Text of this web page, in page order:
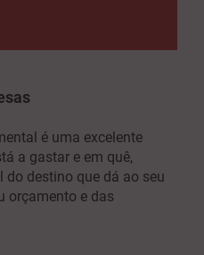
é uma excelente
a gastar e em quê,
destino que dá ao seu
orçamento e das